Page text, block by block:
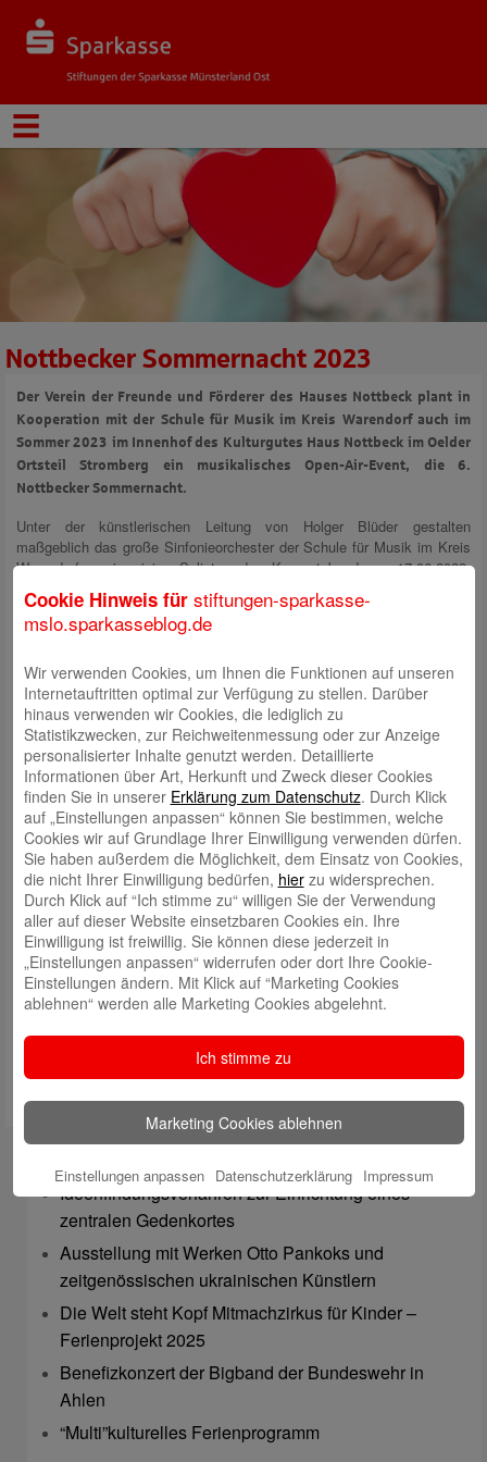
Nottbecker Sommernacht 2023
Der Verein der Freunde und Förderer des Hauses Nottbeck plant in
Kooperation mit der Schule für Musik im Kreis Warendorf auch im
Sommer 2023 im Innenhof des Kulturgutes Haus Nottbeck im Oelder
Ortsteil Stromberg ein musikalisches Open-Air-Event, die 6.
Nottbecker Sommernacht.
Unter der künstlerischen Leitung von Holger Blüder gestalten
maßgeblich das große Sinfonieorchester der Schule für Musik im Kreis
Warendorf sowie einige Solisten den Konzertabend am 17.06.2023.
Unter dem Motto „Zu Gast in Skandinavien“ kommen in diesem Jahr
Kompositionen aus Norwegen, Finnland und Schweden zu Gehör.
musikalisch zu fördern und ihnen die Möglichkeit zu geben, ihr Können
als Solisten und als Chormitglieder einem großen Publikum von mehr
als 1.000 Besuchern zu präsentieren.
Neueste Beitrage
Ideenfindungsverfahren zur Einrichtung eines
zentralen Gedenkortes
Ausstellung mit Werken Otto Pankoks und
zeitgenössischen ukrainischen Künstlern
Die Welt steht Kopf Mitmachzirkus für Kinder –
Ferienprojekt 2025
Benefizkonzert der Bigband der Bundeswehr in
Ahlen
“Multi”kulturelles Ferienprogramm
Cookie Hinweis für stiftungen-sparkasse-
mslo.sparkasseblog.de
Wir verwenden Cookies, um Ihnen die Funktionen auf unseren
Internetauftritten optimal zur Verfügung zu stellen. Darüber
hinaus verwenden wir Cookies, die lediglich zu
Statistikzwecken, zur Reichweitenmessung oder zur Anzeige
personalisierter Inhalte genutzt werden. Detaillierte
Informationen über Art, Herkunft und Zweck dieser Cookies
finden Sie in unserer Erklärung zum Datenschutz. Durch Klick
auf „Einstellungen anpassen“ können Sie bestimmen, welche
Cookies wir auf Grundlage Ihrer Einwilligung verwenden dürfen.
Sie haben außerdem die Möglichkeit, dem Einsatz von Cookies,
die nicht Ihrer Einwilligung bedürfen, hierzu widersprechen.
Durch Klick auf “Ich stimme zu“ willigen Sie der Verwendung
aller auf dieser Website einsetzbaren Cookies ein. Ihre
Einwilligung ist freiwillig. Sie können diese jederzeit in
„Einstellungen anpassen“ widerrufen oder dort Ihre Cookie-
Einstellungen ändern. Mit Klick auf “Marketing Cookies
ablehnen“ werden alle Marketing Cookies abgelehnt.
Ich stimme zu
Marketing Cookies ablehnen
Einstellungen anpassen Datenschutzerklärung Impressum